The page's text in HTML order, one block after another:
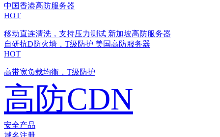
中国香港高防服务器
HOT
移动直连清洗，支持压力测试 新加坡高防服务器
自研抗D防火墙，T级防护 美国高防服务器
HOT
高带宽负载均衡，T级防护
高防CDN
安全产品
域名注册